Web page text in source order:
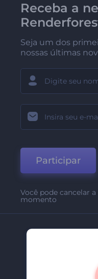
Receba a
Seja um dos
nossas últimas
Participar
Você pode cancelar
momento
Contate-